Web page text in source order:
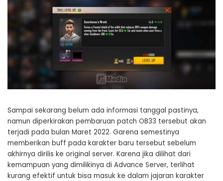
Sampai sekarang belum ada informasi tanggal pastinya,
namun diperkirakan pembaruan patch OB33 tersebut akan
terjadi pada bulan Maret 2022. Garena semestinya
memberikan buff pada karakter baru tersebut sebelum
akhirnya dirilis ke original server. Karena jika dilihat dari
kemampuan yang dimilikinya di Advance Server, terlihat
kurang efektif untuk bisa masuk ke dalam jajaran karakter